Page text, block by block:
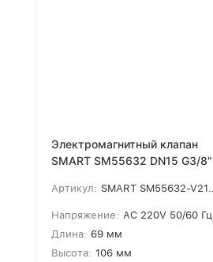
Электромагнитный клапан
SMART SM55632 DN15 G3/8"
Артикул: SMART SM55632-V2104
Напряжение: AC 220V 50/60 Гц, AC 110V 50/60 Гц, AC 24V 50/60 Гц, DC 24V, DC 12V
Длина: 69 мм
Высота: 106 мм